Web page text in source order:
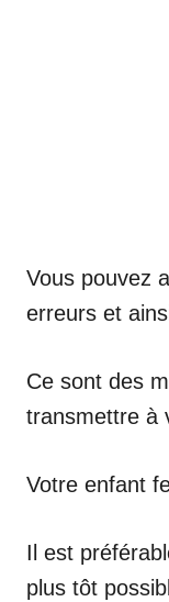
Vous pouvez
erreurs et
Ce sont des
transmettre à
Votre enfant
Il est
plus tôt